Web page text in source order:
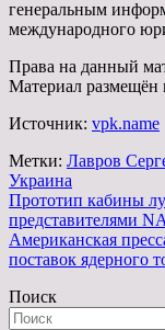
генеральным
международного
Права на данный
Материал размещён
Источник: vpk.name
Метки: Лавров
Украина
Навигация
по
записям
Прототип кабины
представителями
Американская
поставок ядерного
Поиск